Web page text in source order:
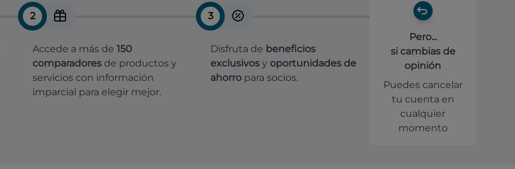
2
Accede a más de 150
comparadoresde productos y
servicios con información
imparcial para elegir mejor.
3
Disfruta de beneficios
exclusivos y oportunidades de
ahorro para socios.
Pero...
si cambias de
opinión
Puedes cancelar
tu cuenta en
cualquier
momento